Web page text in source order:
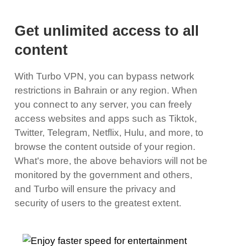
Get unlimited access to all
content
With Turbo VPN, you can bypass network
restrictions in Bahrain or any region. When
you connect to any server, you can freely
access websites and apps such as Tiktok,
Twitter, Telegram, Netflix, Hulu, and more, to
browse the content outside of your region.
What's more, the above behaviors will not be
monitored by the government and others,
and Turbo will ensure the privacy and
security of users to the greatest extent.